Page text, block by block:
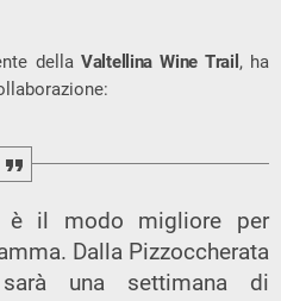
della Valtellina Wine Trail , ha
è il modo migliore per
Dalla Pizzoccherata
una settimana di